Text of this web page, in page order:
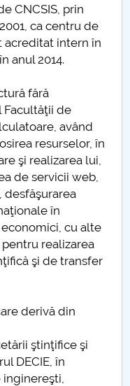
– UPB
CNCSIS, prin
ca centru de
acreditat intern în
anul 2014.
fără
Facultăţii de
având
resurselor, în
şi realizarea lui,
de servicii web,
desfăşurarea
în
cu alte
realizarea
şi de transfer
derivă din
ştinţifice şi
DECIE, în